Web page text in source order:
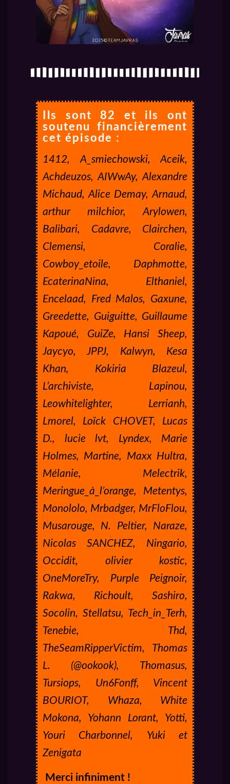
Ils sont 82 et ils ont
soutenu financièrement
cet épisode :
1412, A_smiechowski, Aceik,
Achdeuzos, AIWwAy, Alexandre
Michaud, Alice Demay, Arnaud,
arthur milchior, Arylowen,
Balibari, Cadavre, Clairchen,
Clemensi, Coralie,
Cowboy_etoile, Daphmotte,
EcaterinaNina, Elthaniel,
Encelaad, Fred Malos, Gaxune,
Greedette, Guiguitte, Guillaume
Kapoué, GuiZe, Hansi Sheep,
Jaycyo, JPPJ, Kalwyn, Kesa
Khan, Kokiria Blazeul,
L’archiviste, Lapinou,
Leowhitelighter, Lerrianh,
Lmorel, Loïck CHOVET, Lucas
D., lucie lvt, Lyndex, Marie
Holmes, Martine, Maxx Hultra,
Mélanie, Melectrik,
Meringue_à_l’orange, Metentys,
Monololo, Mrbadger, MrFloFlou,
Musarouge, N. Peltier, Naraze,
Nicolas SANCHEZ, Ningario,
Occidit, olivier kostic,
OneMoreTry, Purple Peignoir,
Rakwa, Richoult, Sashiro,
Socolin, Stellatsu, Tech_in_Terh,
Tenebie, Thd,
TheSeamRipperVictim, Thomas
L. (@ookook), Thomasus,
Tursiops, Un6Fonff, Vincent
BOURIOT, Whaza, White
Mokona, Yohann Lorant, Yotti,
Youri Charbonnel, Yuki et
Zenigata
Merci infiniment !